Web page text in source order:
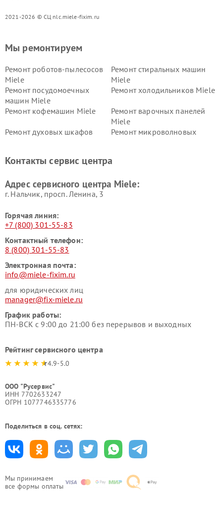
2021-2026 © СЦ nlc.miele-fixim.ru
Мы принимаем
все формы оплаты
Мы ремонтируем
Ремонт роботов-пылесосов
Miele
Ремонт стиральных машин
Miele
Ремонт посудомоечных
машин Miele
Ремонт холодильников Miele
Ремонт кофемашин Miele
Ремонт варочных панелей
Miele
Ремонт духовых шкафов
Ремонт микроволновых
Miele
Miele
пылесосов Miele
Контакты сервис центра
Адрес сервисного центра Miele:
г. Нальчик, просп. Ленина, 3
Горячая линия:
+7 (800) 301-55-83
Контактный телефон:
8 (800) 301-55-83
Электронная почта:
info@miele-fixim.ru
для юридических лиц
manager@fix-miele.ru
График работы:
ПН-ВСК с 9:00 до 21:00 без перерывов и выходных
Рейтинг сервисного центра
4.9-5.0
ООО "Русервис"
ИНН 7702633247
ОГРН 1077746335776
Поделиться в соц. сетях: